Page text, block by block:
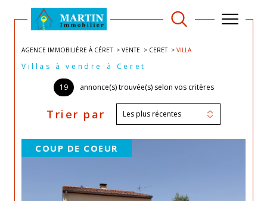
AGENCE IMMOBILIÈRE À CÉRET VENTE CERET VILLA
Villas à vendre à Ceret
19 annonce(s) trouvée(s) selon vos critères
Trier par Les plus récentes
COUP DE COEUR